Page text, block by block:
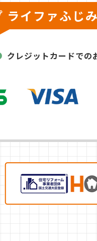
ライファふじ
クレジットカードでの